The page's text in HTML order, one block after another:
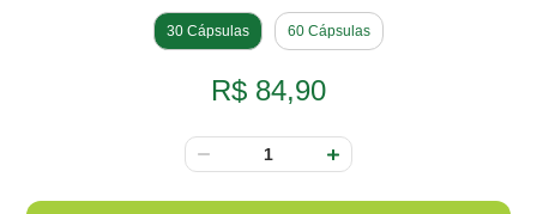
30 Cápsulas 60 Cápsulas
R$ 84,90